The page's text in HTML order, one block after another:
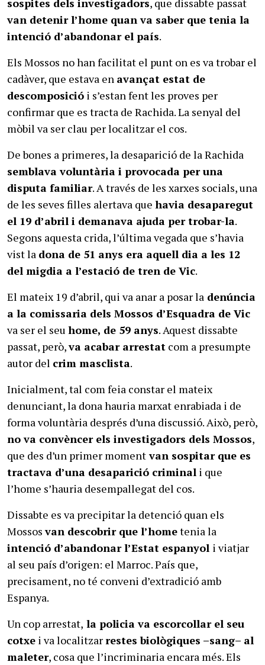
sospites dels investigadors, que dissabte passat
van detenir l’home quan va saber que tenia la
intenció d’abandonar el país.
Els Mossos no han facilitat el punt on es va trobar el
cadàver, que estava en avançat estat de
descomposició i s’estan fent les proves per
confirmar que es tracta de Rachida. La senyal del
mòbil va ser clau per localitzar el cos.
De bones a primeres, la desaparició de la Rachida
semblava voluntària i provocada per una
disputa familiar. A través de les xarxes socials, una
de les seves filles alertava que havia desaparegut
el 19 d’abril i demanava ajuda per trobar-la.
Segons aquesta crida, l’última vegada que s’havia
vist la dona de 51 anys era aquell dia a les 12
del migdia a l’estació de tren de Vic.
El mateix 19 d’abril, qui va anar a posar la denúncia
a la comissaria dels Mossos d’Esquadra de Vic
va ser el seu home, de 59 anys. Aquest dissabte
passat, però,va acabar arrestat com a presumpte
autor del crim masclista.
Inicialment, tal com feia constar el mateix
denunciant, la dona hauria marxat enrabiada i de
forma voluntària després d’una discussió. Això, però,
no va convèncer els investigadors dels Mossos,
que des d’un primer momentvan sospitar que es
tractava d’una desaparició criminal i que
l’home s’hauria desempallegat del cos.
Dissabte es va precipitar la detenció quan els
Mossosvan descobrir que l’hometenia la
intenció d’abandonar l’Estat espanyol i viatjar
al seu país d’origen: el Marroc. País que,
precisament, no té conveni d’extradició amb
Espanya.
Un cop arrestat, la policia va escorcollar el seu
cotxe i va localitzarrestes biològiques –sang– al
maleter, cosa que l’incriminaria encara més. Els